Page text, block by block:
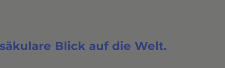
Blick auf die Welt.